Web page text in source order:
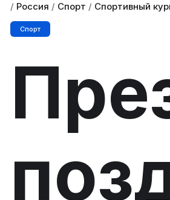
/ Россия / Спорт / Спортивный
Спорт